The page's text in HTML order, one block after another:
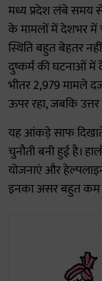
मध्य प्रदेश लंबे समय
के मामलों में देशभर में
स्थिति बहुत बेहतर
दुष्कर्म की घटनाओं में
भीतर 2,979 मामले
ऊपर रहा, जबकि
यह आंकड़े साफ दिखाते
चुनौती बनी हुई है।
योजनाएं और
इनका असर बहुत कम